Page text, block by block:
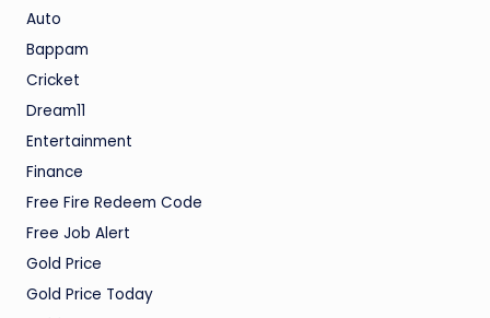
Auto
Bappam
Cricket
Dream11
Entertainment
Finance
Free Fire Redeem Code
Free Job Alert
Gold Price
Gold Price Today